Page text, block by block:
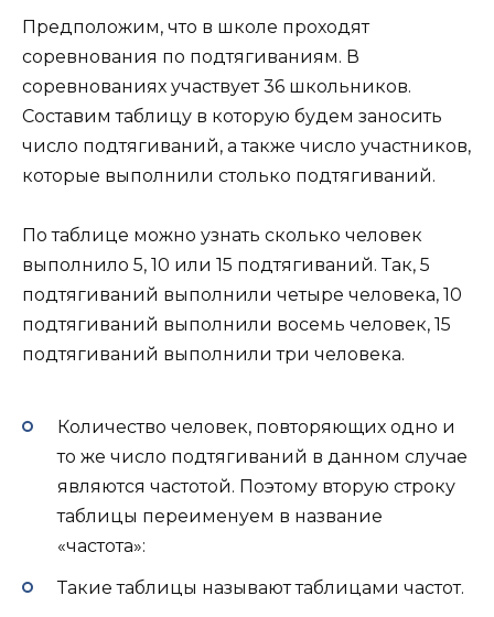
Предположим, что в школе проходят
соревнования по подтягиваниям. В
соревнованиях участвует 36 школьников.
Составим таблицу в которую будем заносить
число подтягиваний, а также число участников,
которые выполнили столько подтягиваний.
По таблице можно узнать сколько человек
выполнило 5, 10 или 15 подтягиваний. Так, 5
подтягиваний выполнили четыре человека, 10
подтягиваний выполнили восемь человек, 15
подтягиваний выполнили три человека.
Количество человек, повторяющих одно и
то же число подтягиваний в данном случае
являются частотой. Поэтому вторую строку
таблицы переименуем в название
«частота»:
Такие таблицы называют таблицами частот.